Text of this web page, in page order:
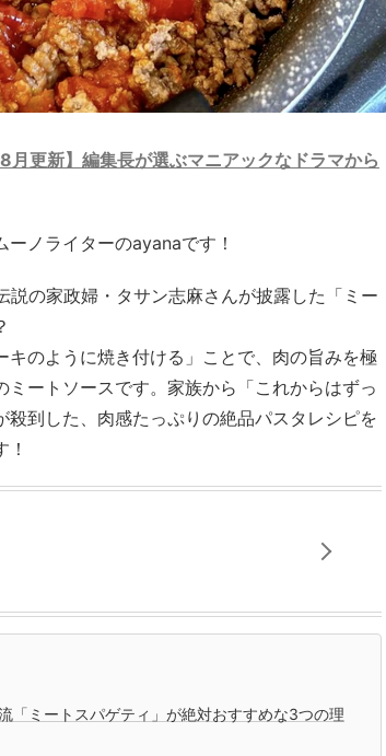
更新】編集長が選ぶマニアックなドラマから
ノライターのayanaです！
説の家政婦・タサン志麻さんが披露した「ミー
キのように焼き付ける」ことで、肉の旨みを極
ートソースです。家族から「これからはずっ
殺到した、肉感たっぷりの絶品パスタレシピを
「ミートスパゲティ」が絶対おすすめな3つの理